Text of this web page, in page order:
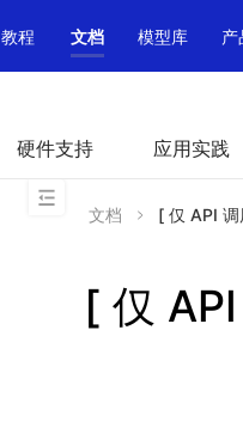
教程 文档 模型库 产
硬件支持 应用实践
文档 [ 仅 API
[ 仅